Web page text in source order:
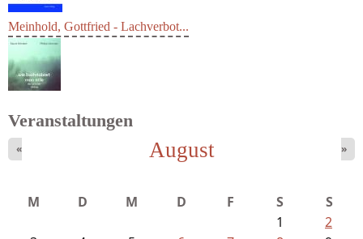
Schnabel, Sigune und Philipp L´...
Meinhold, Gottfried - Lachverbot...
Veranstaltungen
August
« »
M D M D F S
S
1
2